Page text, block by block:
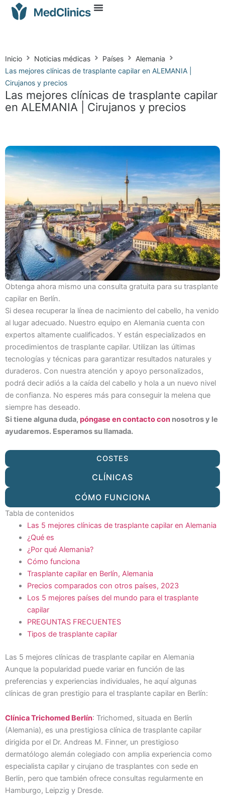
Las mejores clínicas de trasplante capilar
en ALEMANIA | Cirujanos y precios
Inicio Noticias médicas Países
Alemania
Las mejores clínicas de trasplante capilar en ALEMANIA |
Cirujanos y precios
Obtenga ahora mismo una consulta gratuita para su trasplante
capilar en Berlín.
Si desea recuperar la línea de nacimiento del cabello, ha venido
al lugar adecuado. Nuestro equipo en Alemania cuenta con
expertos altamente cualificados. Y están especializados en
procedimientos de trasplante capilar. Utilizan las últimas
tecnologías y técnicas para garantizar resultados naturales y
duraderos. Con nuestra atención y apoyo personalizados,
podrá decir adiós a la caída del cabello y hola a un nuevo nivel
de confianza. No esperes más para conseguir la melena que
siempre has deseado.
Si tiene alguna duda, póngase en contacto con nosotros y le
ayudaremos. Esperamos su llamada.
COSTES
CLÍNICAS
CÓMO FUNCIONA
Tabla de contenidos
Las 5 mejores clínicas de trasplante capilar en Alemania
¿Qué es
¿Por qué Alemania?
Cómo funciona
Trasplante capilar en Berlín, Alemania
Precios comparados con otros países, 2023
Los 5 mejores países del mundo para el trasplante
capilar
PREGUNTAS FRECUENTES
Tipos de trasplante capilar
Las 5 mejores clínicas de trasplante capilar en Alemania
Aunque la popularidad puede variar en función de las
preferencias y experiencias individuales, he aquí algunas
clínicas de gran prestigio para el trasplante capilar en Berlín:
Clínica Trichomed Berlín: Trichomed, situada en Berlín
(Alemania), es una prestigiosa clínica de trasplante capilar
dirigida por el Dr. Andreas M. Finner, un prestigioso
dermatólogo alemán colegiado con amplia experiencia como
especialista capilar y cirujano de trasplantes con sede en
Berlín, pero que también ofrece consultas regularmente en
Hamburgo, Leipzig y Dresde.